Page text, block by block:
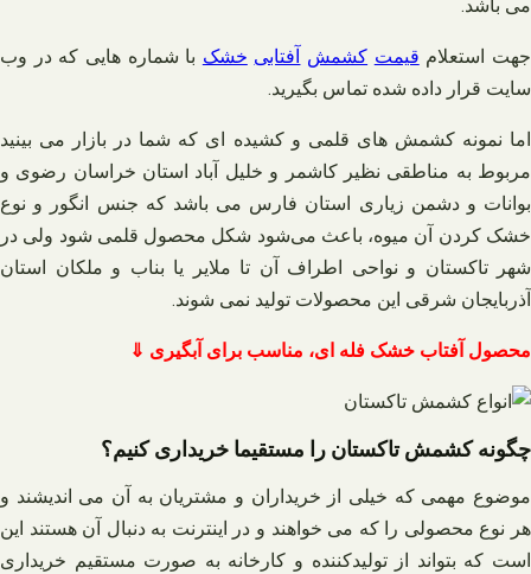
می باشد.
جهت استعلام قیمت کشمش آفتابی خشک با شماره هایی که در وب
سایت قرار داده شده تماس بگیرید.
اما نمونه کشمش های قلمی و کشیده ای که شما در بازار می بینید
مربوط به مناطقی نظیر کاشمر و خلیل آباد استان خراسان رضوی و
بوانات و دشمن زیاری استان فارس می باشد که جنس انگور و نوع
خشک کردن آن میوه، باعث می‌شود شکل محصول قلمی شود ولی در
شهر تاکستان و نواحی اطراف آن تا ملایر یا بناب و ملکان استان
آذربایجان شرقی این محصولات تولید نمی شوند.
محصول آفتاب خشک فله ای، مناسب برای آبگیری ⇓
چگونه کشمش تاکستان را مستقیما خریداری کنیم؟
موضوع مهمی که خیلی از خریداران و مشتریان به آن می اندیشند و
هر نوع محصولی را که می خواهند و در اینترنت به دنبال آن هستند این
است که بتواند از تولیدکننده و کارخانه به صورت مستقیم خریداری